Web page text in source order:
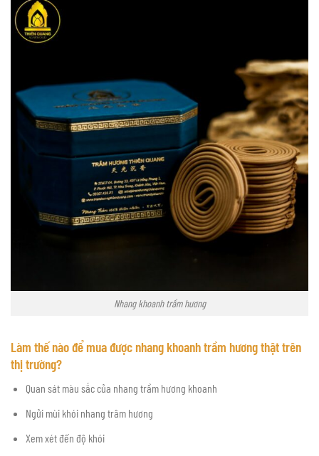
Nhang khoanh trầm hương
Làm thế nào để mua được nhang khoanh trầm hương thật trên
thị trường?
Quan sát màu sắc của nhang trầm hương khoanh
Ngửi mùi khói nhang trâm hương
Xem xét đến độ khói